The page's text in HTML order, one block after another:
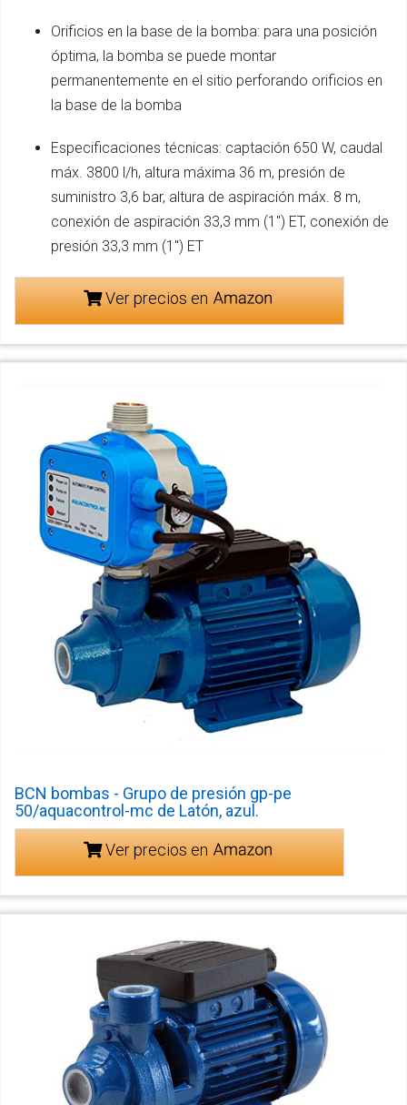
Orificios en la base de la bomba: para una posición
óptima, la bomba se puede montar
permanentemente en el sitio perforando orificios en
la base de la bomba
Especificaciones técnicas: captación 650 W, caudal
máx. 3800 l/h, altura máxima 36 m, presión de
suministro 3,6 bar, altura de aspiración máx. 8 m,
conexión de aspiración 33,3 mm (1") ET, conexión de
presión 33,3 mm (1") ET
Ver precios en
BCN bombas - Grupo de presión gp-pe
50/aquacontrol-mc de Latón, azul.
Ver precios en